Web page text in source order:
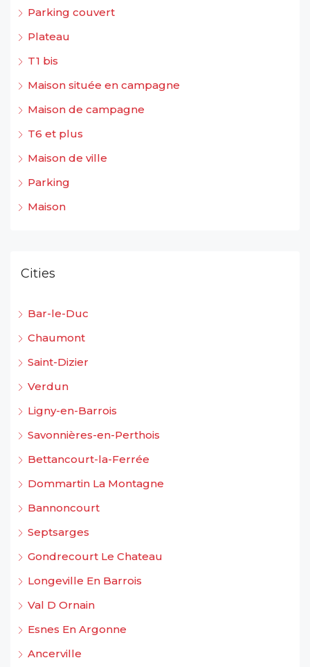
Parking couvert
Plateau
T1 bis
Maison située en campagne
Maison de campagne
T6 et plus
Maison de ville
Parking
Maison
Cities
Bar-le-Duc
Chaumont
Saint-Dizier
Verdun
Ligny-en-Barrois
Savonnières-en-Perthois
Bettancourt-la-Ferrée
Dommartin La Montagne
Bannoncourt
Septsarges
Gondrecourt Le Chateau
Longeville En Barrois
Val D Ornain
Esnes En Argonne
Ancerville